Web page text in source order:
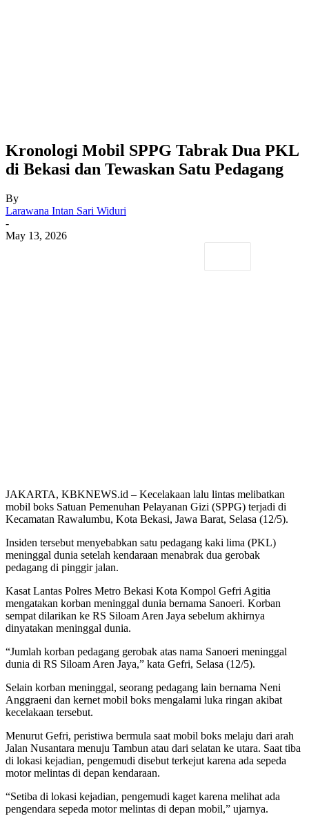
Kronologi Mobil SPPG Tabrak Dua PKL
di Bekasi dan Tewaskan Satu Pedagang
By
Larawana Intan Sari Widuri
-
May 13, 2026
JAKARTA, KBKNEWS.id – Kecelakaan lalu lintas melibatkan
mobil boks Satuan Pemenuhan Pelayanan Gizi (SPPG) terjadi di
Kecamatan Rawalumbu, Kota Bekasi, Jawa Barat, Selasa (12/5).
Insiden tersebut menyebabkan satu pedagang kaki lima (PKL)
meninggal dunia setelah kendaraan menabrak dua gerobak
pedagang di pinggir jalan.
Kasat Lantas Polres Metro Bekasi Kota Kompol Gefri Agitia
mengatakan korban meninggal dunia bernama Sanoeri. Korban
sempat dilarikan ke RS Siloam Aren Jaya sebelum akhirnya
dinyatakan meninggal dunia.
“Jumlah korban pedagang gerobak atas nama Sanoeri meninggal
dunia di RS Siloam Aren Jaya,” kata Gefri, Selasa (12/5).
Selain korban meninggal, seorang pedagang lain bernama Neni
Anggraeni dan kernet mobil boks mengalami luka ringan akibat
kecelakaan tersebut.
Menurut Gefri, peristiwa bermula saat mobil boks melaju dari arah
Jalan Nusantara menuju Tambun atau dari selatan ke utara. Saat tiba
di lokasi kejadian, pengemudi disebut terkejut karena ada sepeda
motor melintas di depan kendaraan.
“Setiba di lokasi kejadian, pengemudi kaget karena melihat ada
pengendara sepeda motor melintas di depan mobil,” ujarnya.